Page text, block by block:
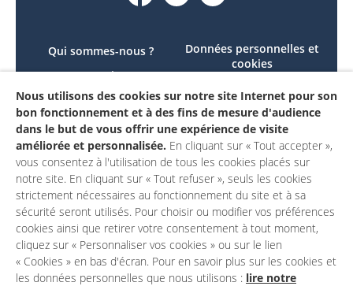
Qui sommes-nous ?
Le projet
Contactez-nous
Mon compte
Données personnelles et
cookies
conforme
Mentions légales
Nous utilisons des cookies sur notre site Internet pour son
bon fonctionnement et à des fins de mesure d'audience
dans le but de vous offrir une expérience de visite
améliorée et personnalisée. En cliquant sur « Tout accepter »,
vous consentez à l'utilisation de tous les cookies placés sur
notre site. En cliquant sur « Tout refuser », seuls les cookies
strictement nécessaires au fonctionnement du site et à sa
sécurité seront utilisés. Pour choisir ou modifier vos préférences
cookies ainsi que retirer votre consentement à tout moment,
cliquez sur « Personnaliser vos cookies » ou sur le lien
« Cookies » en bas d'écran. Pour en savoir plus sur les cookies et
les données personnelles que nous utilisons : lire notre